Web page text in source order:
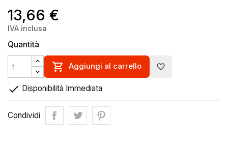
13,66 €
IVA inclusa
Quantità
 Aggiungi al carrello favorite_border
 Disponibilità Immediata
Condividi